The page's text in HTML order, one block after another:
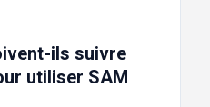
ils suivre
utiliser SAM